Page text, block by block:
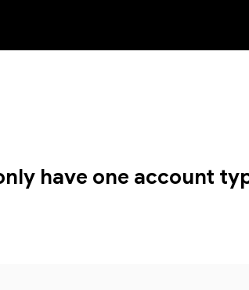
have one account